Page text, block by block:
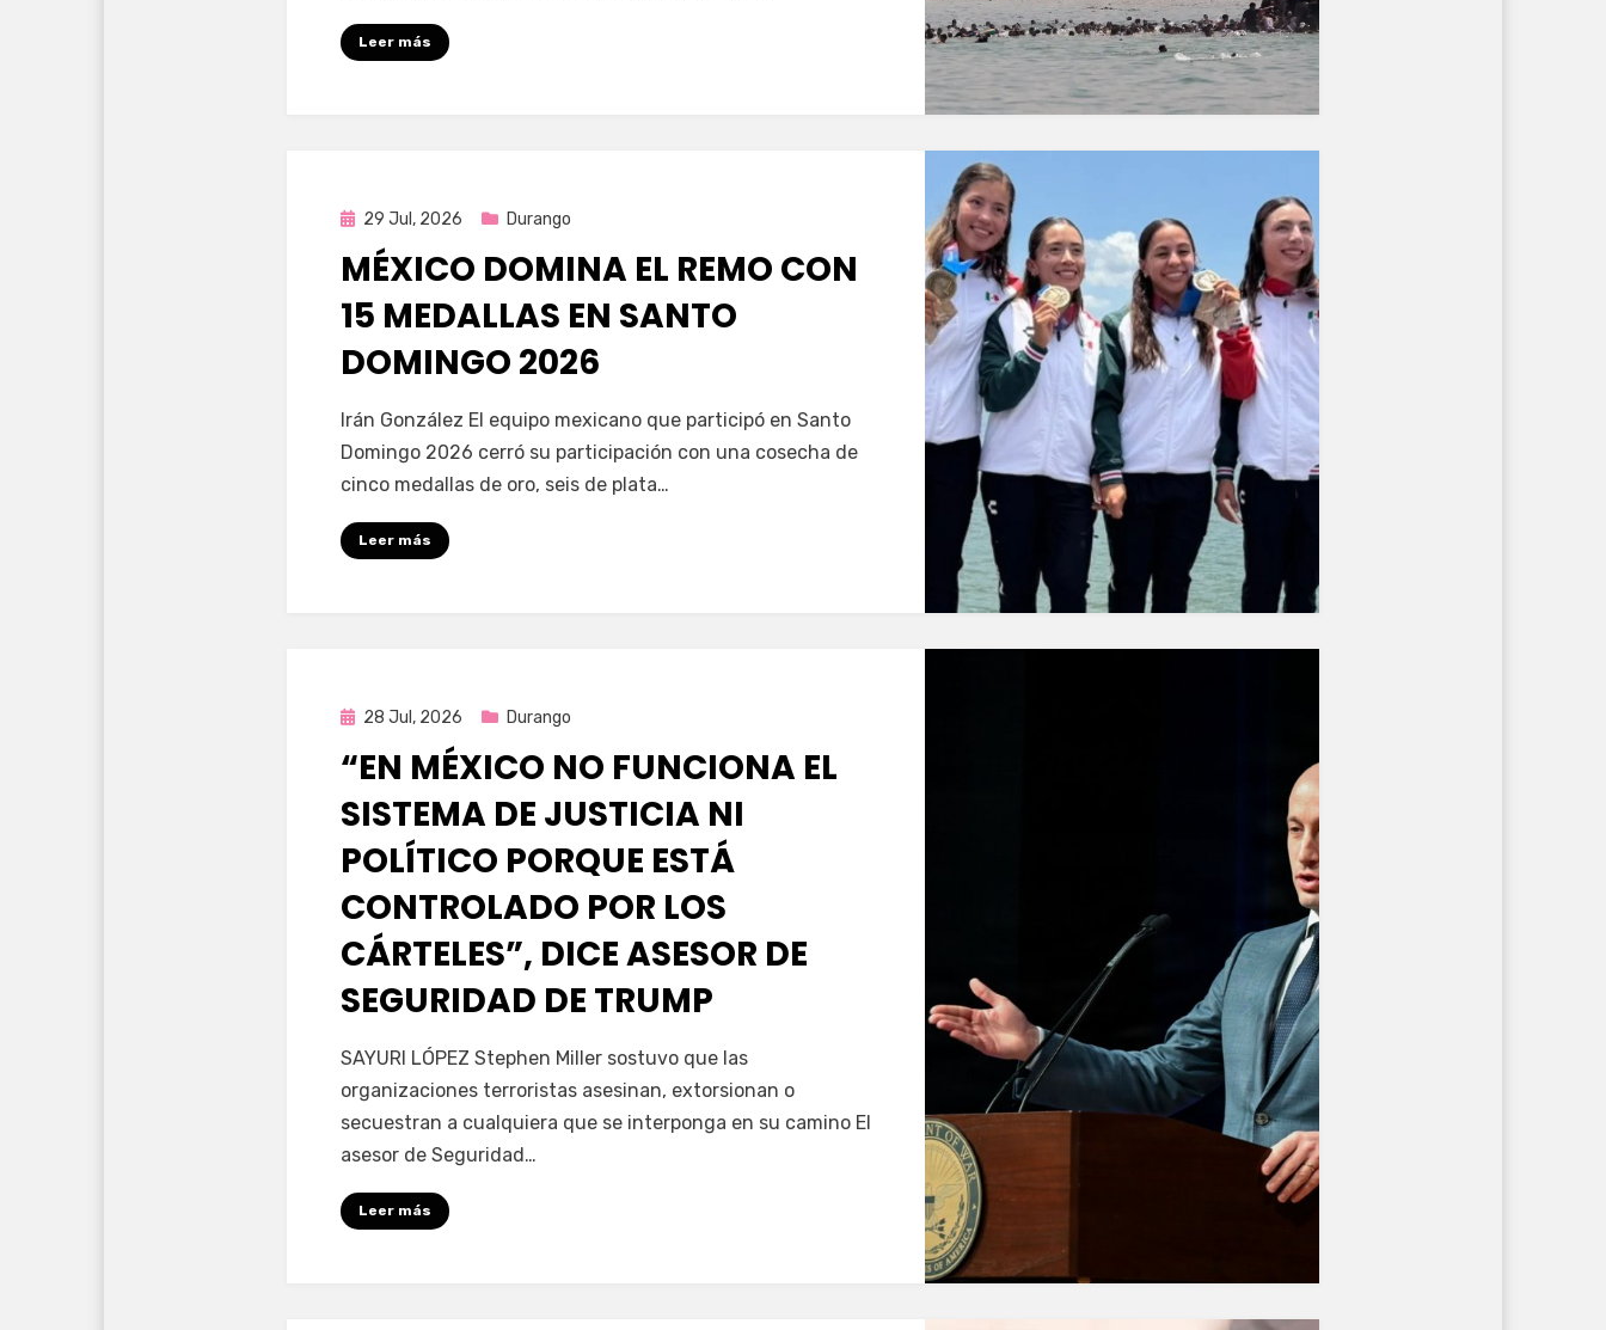
Leer más
Publicada
29 Jul, 2026 Durango
MÉXICO DOMINA EL REMO CON
15 MEDALLAS EN SANTO
DOMINGO 2026
porFernando Miranda Servín
Irán González El equipo mexicano que participó en Santo
Domingo 2026 cerró su participación con una cosecha de
cinco medallas de oro, seis de plata…
Leer más
Publicada
28 Jul, 2026 Durango
“EN MÉXICO NO FUNCIONA EL
SISTEMA DE JUSTICIA NI
POLÍTICO PORQUE ESTÁ
CONTROLADO POR LOS
CÁRTELES”, DICE ASESOR DE
SEGURIDAD DE TRUMP
porFernando Miranda Servín
SAYURI LÓPEZ Stephen Miller sostuvo que las
organizaciones terroristas asesinan, extorsionan o
secuestran a cualquiera que se interponga en su camino El
asesor de Seguridad…
Leer más